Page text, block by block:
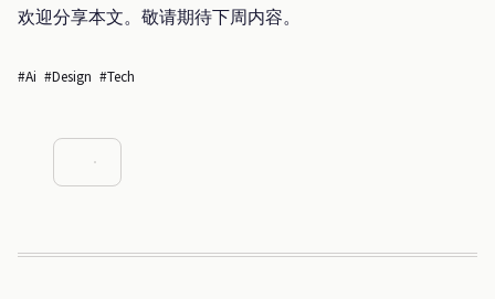
欢迎分享本文。敬请期待下周内容。
#ai #design #tech